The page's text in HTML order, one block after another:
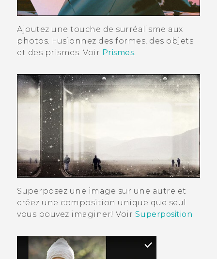
Ajoutez une touche de surréalisme aux
photos. Fusionnez des formes, des objets
et des prismes. Voir Prismes.
Superposez une image sur une autre et
créez une composition unique que seul
vous pouvez imaginer! Voir Superposition.